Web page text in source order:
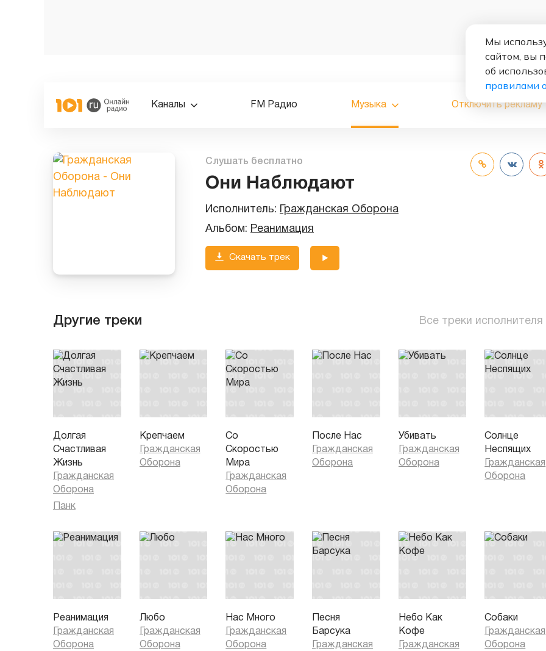
Каналы FM Радио Музыка Отключить рекламу
Слушать бесплатно
Они Наблюдают
Исполнитель:
Гражданская Оборона
Альбом: Реанимация
Скачать трек
Другие треки Все треки исполнителя
Долгая
Счастливая
Жизнь
Гражданская
Оборона
Панк
Крепчаем
Гражданская
Оборона
Со
Скоростью
Мира
Гражданская
Оборона
После Нас
Гражданская
Оборона
Убивать
Гражданская
Оборона
Солнце
Неспящих
Гражданская
Оборона
Реанимация
Гражданская
Оборона
Любо
Гражданская
Оборона
Нас Много
Гражданская
Оборона
Песня
Барсука
Гражданская
Небо Как
Кофе
Гражданская
Собаки
Гражданская
Оборона
Мы
сайтом, вы
об
правилами